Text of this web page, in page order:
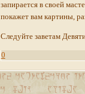
запирается в своей
покажет вам картины,
Следуйте заветам
0